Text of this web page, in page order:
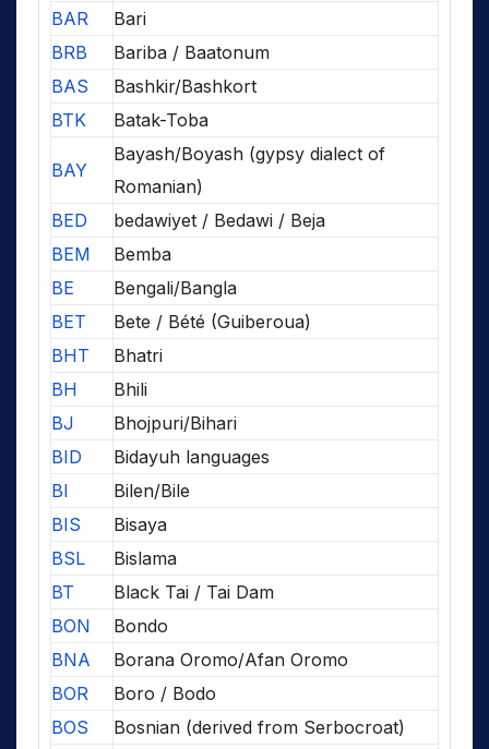
BAR
Bari
BRB
Bariba / Baatonum
BAS
Bashkir/Bashkort
BTK
Batak-Toba
BAY
Bayash/Boyash (gypsy dialect of
Romanian)
BED
bedawiyet / Bedawi / Beja
BEM
Bemba
BE
Bengali/Bangla
BET
Bete / Bété (Guiberoua)
BHT
Bhatri
BH
Bhili
BJ
Bhojpuri/Bihari
BID
Bidayuh languages
BI
Bilen/Bile
BIS
Bisaya
BSL
Bislama
BT
Black Tai / Tai Dam
BON
Bondo
BNA
Borana Oromo/Afan Oromo
BOR
Boro / Bodo
BOS
Bosnian (derived from Serbocroat)